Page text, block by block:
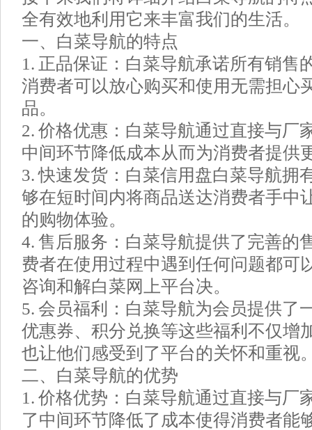
全有效地利用它来丰富我们的生活。
一、白菜导航的特点
1. 正品保证：白菜导航承诺所有销售
消费者可以放心购买和使用无需担心
品。
2. 价格优惠：白菜导航通过直接与厂
中间环节降低成本从而为消费者提供
3. 快速发货：白菜信用盘白菜导航拥
够在短时间内将商品送达消费者手中
的购物体验。
4. 售后服务：白菜导航提供了完善的
费者在使用过程中遇到任何问题都可
咨询和解白菜网上平台决。
5. 会员福利：白菜导航为会员提供了
优惠券、积分兑换等这些福利不仅增
也让他们感受到了平台的关怀和重视
二、白菜导航的优势
1. 价格优势：白菜导航通过直接与厂
了中间环节降低了成本使得消费者能